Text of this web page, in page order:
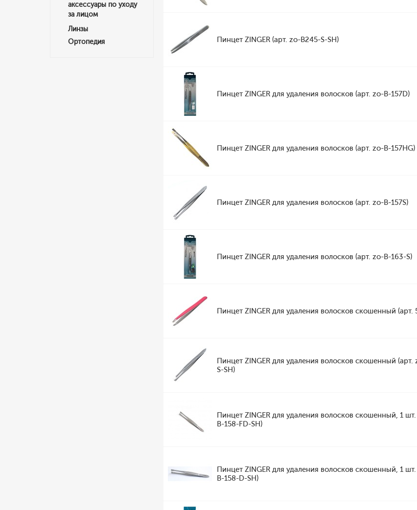
аксессуары по уходу
за лицом
Линзы
Ортопедия
Пинцет ZINGER (арт. zo-B245-S-SH)
Пинцет ZINGER для удаления волосков (арт. zo-B-157D)
Пинцет ZINGER для удаления волосков (арт. zo-B-157HG)
Пинцет ZINGER для удаления волосков (арт. zo-B-157S)
Пинцет ZINGER для удаления волосков (арт. zo-B-163-S)
Пинцет ZINGER для удаления волосков скошенный (арт.
Пинцет ZINGER для удаления волосков скошенный (арт.
S-SH)
Пинцет ZINGER для удаления волосков скошенный, 1
B-158-FD-SH)
Пинцет ZINGER для удаления волосков скошенный, 1
B-158-D-SH)